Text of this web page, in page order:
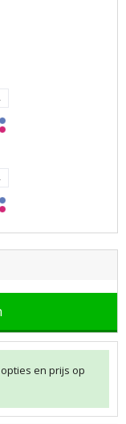
en prijs op